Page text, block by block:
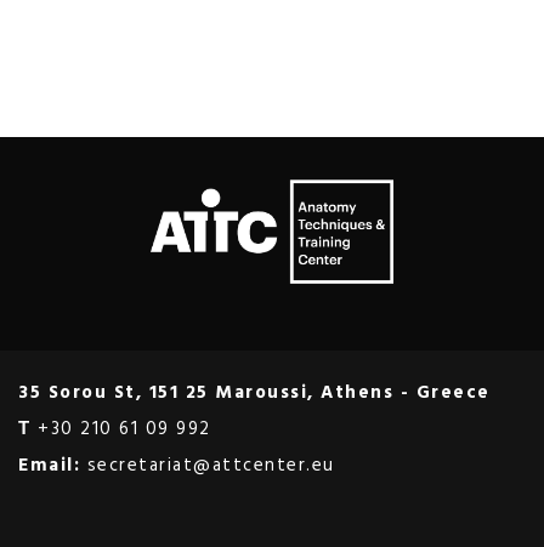
35 Sorou St, 151 25 Maroussi, Athens - Greece
Τ +30 210 61 09 992
Email: secretariat@attcenter.eu